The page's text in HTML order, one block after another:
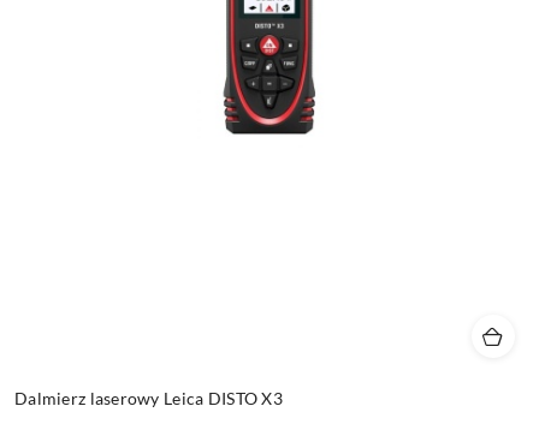
Dalmierz laserowy Leica DISTO X3